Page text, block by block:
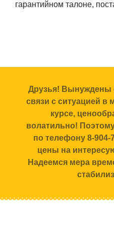
гарантийном талоне,
Друзья! Вынуждены
связи с ситуацией в
курсе,
волатильно!
по телефону 8-904-
цены на
Надеемся мера